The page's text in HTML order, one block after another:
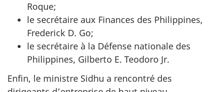
Roque;
le secrétaire aux Finances des Philippines,
Frederick D. Go;
le secrétaire à la Défense nationale des
Philippines, Gilberto E. Teodoro Jr.
Enfin, le ministre Sidhu a rencontré des